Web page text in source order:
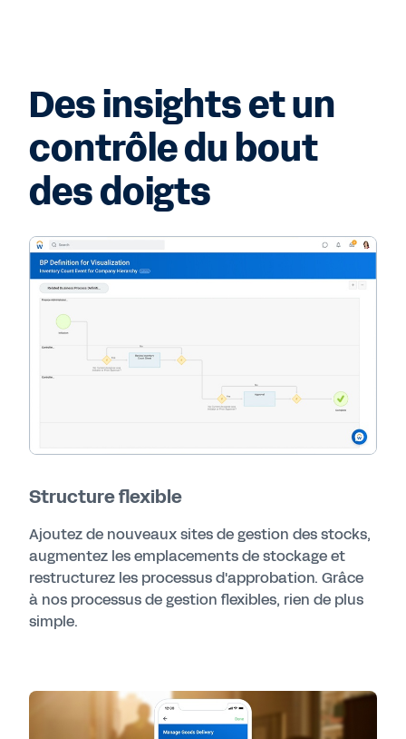
Des insights et un
contrôle du bout
des doigts
Structure flexible
Ajoutez de nouveaux sites de gestion des stocks,
augmentez les emplacements de stockage et
restructurez les processus d'approbation. Grâce
à nos processus de gestion flexibles, rien de plus
simple.